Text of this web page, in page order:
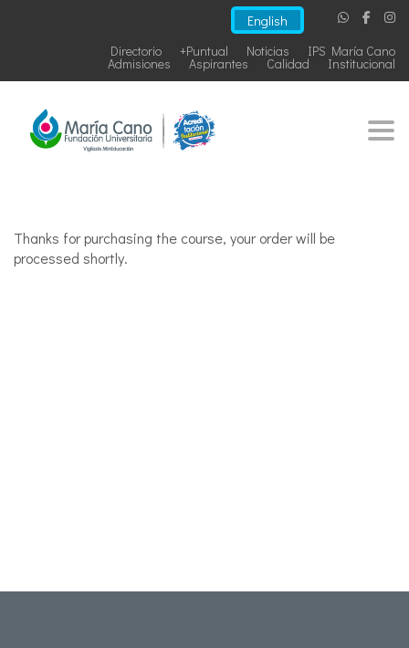
English
IPS María Cano
Noticias
+Puntual
Directorio
Institucional
Calidad
Aspirantes
Admisiones
Thanks for purchasing the course, your order will be
processed shortly.